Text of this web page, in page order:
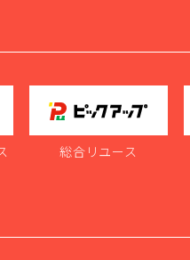
総合リユース